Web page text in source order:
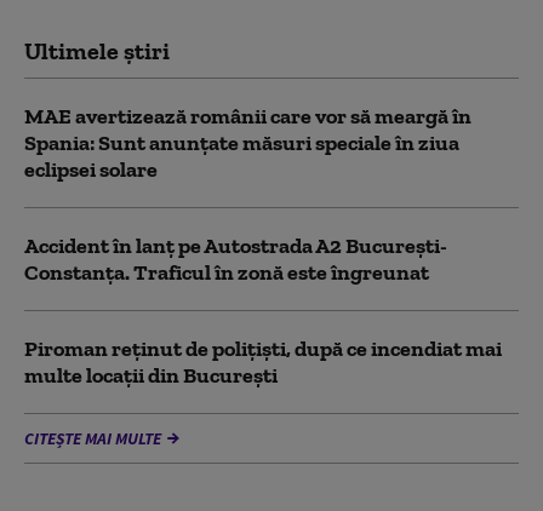
Ultimele știri
MAE avertizează românii care vor să meargă în
Spania: Sunt anunțate măsuri speciale în ziua
eclipsei solare
Accident în lanț pe Autostrada A2 București-
Constanța. Traficul în zonă este îngreunat
Piroman reţinut de poliţişti, după ce incendiat mai
multe locaţii din București
CITEȘTE MAI MULTE